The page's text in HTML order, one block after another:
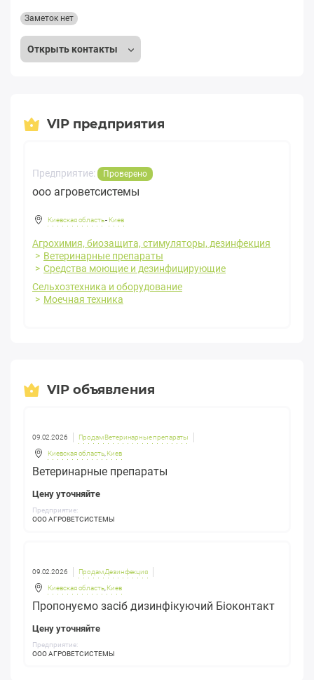
Открыть контакты
Заметок нет
VIP предприятия
Предприятие: Проверено
ооо агроветсистемы
Киевская область- Киев
Агрохимия, биозащита, стимуляторы, дезинфекция
Ветеринарные препараты
Средства моющие и дезинфицирующие
Сельхозтехника и оборудование
Моечная техника
VIP объявления
09.02.2026 Продам Ветеринарные препараты
Киевская область, Киев
Ветеринарные препараты
Цену уточняйте
Предприятие:
ООО АГРОВЕТСИСТЕМЫ
09.02.2026 Продам Дезинфекция
Киевская область, Киев
Пропонуємо засіб дизинфікуючий Біоконтакт
Цену уточняйте
Предприятие:
ООО АГРОВЕТСИСТЕМЫ